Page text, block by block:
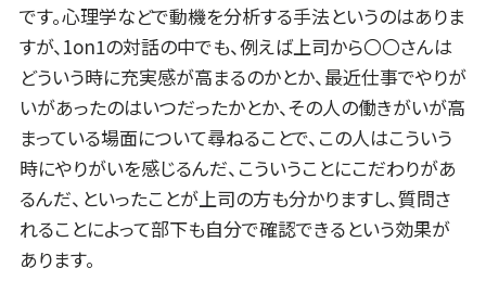
です。心理学などで動機を分析する手法というのはありま
すが、1on1の対話の中でも、例えば上司から〇〇さんは
どういう時に充実感が高まるのかとか、最近仕事でやりが
いがあったのはいつだったかとか、その人の働きがいが高
まっている場面について尋ねることで、この人はこういう
時にやりがいを感じるんだ、こういうことにこだわりがあ
るんだ、といったことが上司の方も分かりますし、質問さ
れることによって部下も自分で確認できるという効果が
あります。